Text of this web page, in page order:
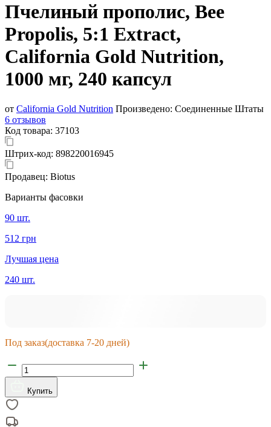
Пчелиный прополис, Bee
Propolis, 5:1 Extract,
California Gold Nutrition,
1000 мг, 240 капсул
от California Gold Nutrition Произведено: Соединенные Штаты
6 отзывов
Код товара: 37103
Штрих-код: 898220016945
Продавец: Biotus
Варианты фасовки
90 шт.
512 грн
Лучшая цена
240 шт.
Под заказ(доставка 7-20 дней)
Купить